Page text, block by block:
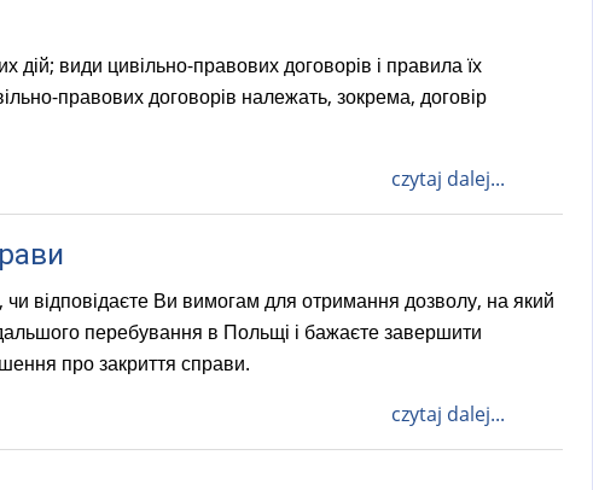
види цивільно-правових договорів і правила їх
правових договорів належать, зокрема, договір
czytaj dalej...
відповідаєте Ви вимогам для отримання дозволу, на який
перебування в Польщі і бажаєте завершити
про закриття справи.
czytaj dalej...